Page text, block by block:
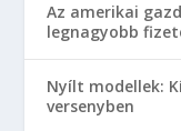
Az amerikai
legnagyobb
Nyílt modellek:
versenyben